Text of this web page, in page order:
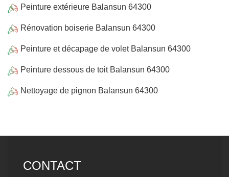
Peinture extérieure Balansun 64300
Rénovation boiserie Balansun 64300
Peinture et décapage de volet Balansun 64300
Peinture dessous de toit Balansun 64300
Nettoyage de pignon Balansun 64300
CONTACT